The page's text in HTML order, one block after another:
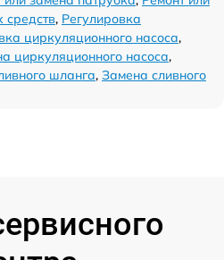
, Регулировка
циркуляционного насоса,
циркуляционного насоса,
шланга, Замена сливного